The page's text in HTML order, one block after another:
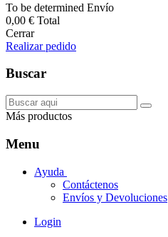
To be determined Envío
0,00 € Total
Cerrar
Realizar pedido
Buscar
Más productos
Menu
Ayuda
Contáctenos
Envíos y Devoluciones
Login